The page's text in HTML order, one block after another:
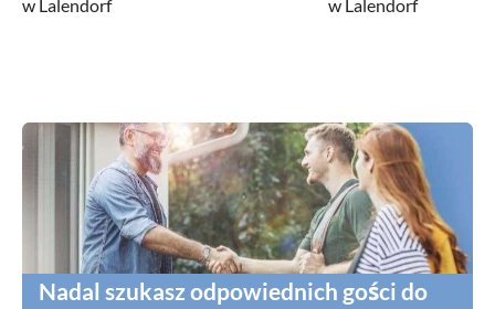
w Lalendorf w Lalendorf
Nadal szukasz odpowiednich gości do